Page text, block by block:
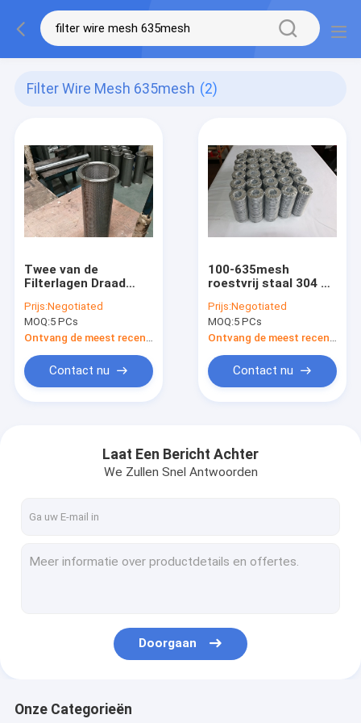
Filter Wire Mesh 635mesh (2)
Twee van de
Filterlagen Draad
635mesh
Prijs:Negotiated
MOQ:5 PCs
Contact nu
100-635mesh
roestvrij staal 304 de
Resistance van de
Luchtfilter
Prijs:Negotiated
MOQ:5 PCs
Contact nu
Laat Een Bericht Achter
We Zullen Snel Antwoorden
Doorgaan
Onze Categorieën